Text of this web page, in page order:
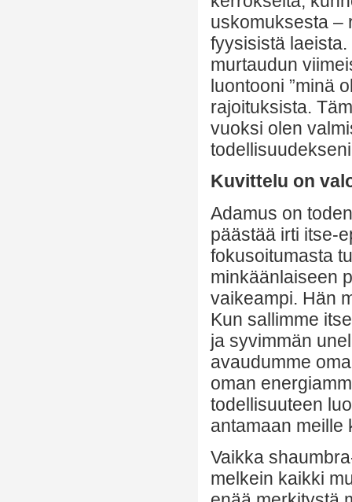
uskomuksesta –
fyysisistä
murtaudun
luontooni ”minä
rajoituksista.
vuoksi olen
Kuvittelu on
Adamus on
päästää irti itse-
fokusoitumasta
minkäänlaiseen
vaikeampi. Hän
Kun sallimme
ja syvimmän
avaudumme
oman
todellisuuteen
antamaan meille
Vaikka
melkein kaikki